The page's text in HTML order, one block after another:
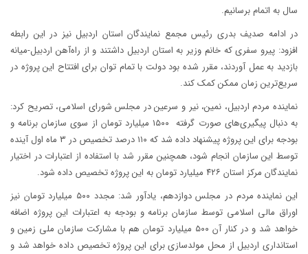
سال به اتمام برسانیم.
در ادامه صدیف بدری رئیس مجمع نمایندگان استان اردبیل نیز در این رابطه
افزود: پیرو سفری که خانم وزیر به استان اردبیل داشتند و از راه‌آهن اردبیل-میانه
بازدید به عمل آوردند، مقرر شده بود دولت با تمام توان برای افتتاح این پروژه در
سریع‌ترین زمان ممکن کمک کند.
نماینده مردم اردبیل، نمین، نیر و سرعین در مجلس شورای اسلامی، تصریح کرد:
به دنبال پیگیری‌های صورت گرفته ۱۵۰۰ میلیارد تومان از سوی سازمان برنامه و
بودجه برای این پروژه پیشنهاد داده شد که ۱۱۰ درصد تخصیص در ۳ ماه اول آینده
توسط این سازمان انجام شود، همچنین مقرر شد با استفاده از اعتبارات در اختیار
نمایندگان مرکز استان ۴۲۶ میلیارد تومان به این پروژه تخصیص داده شود.
این نماینده مردم در مجلس دوازدهم، یادآور شد: مجدد ۵۰۰ میلیارد تومان نیز
اوراق مالی اسلامی توسط سازمان برنامه و بودجه به اعتبارات این پروژه اضافه
خواهد شد و در کنار آن ۵۰۰ میلیارد تومان هم با مشارکت سازمان ملی زمین و
استانداری اردبیل از محل مولدسازی برای این پروژه تخصیص داده خواهد شد و